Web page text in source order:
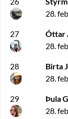
28.
27
Óttar
28.
28
Birta
28.
29
Þula
28.